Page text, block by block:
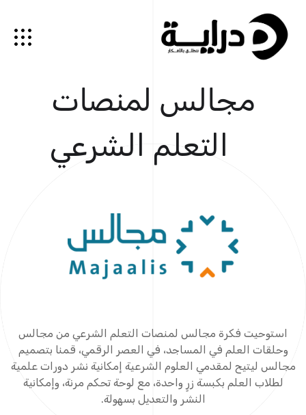
مجالس لمنصات
التعلم الشرعي
استوحيت فكرة مجالس لمنصات التعلم الشرعي من مجالس
وحلقات العلم في المساجد، في العصر الرقمي، قمنا بتصميم
مجالس ليتيح لمقدمي العلوم الشرعية إمكانية نشر دورات علمية
لطلاب العلم بكبسة زرٍ واحدة، مع لوحة تحكم مرنة، وإمكانية
النشر والتعديل بسهولة.